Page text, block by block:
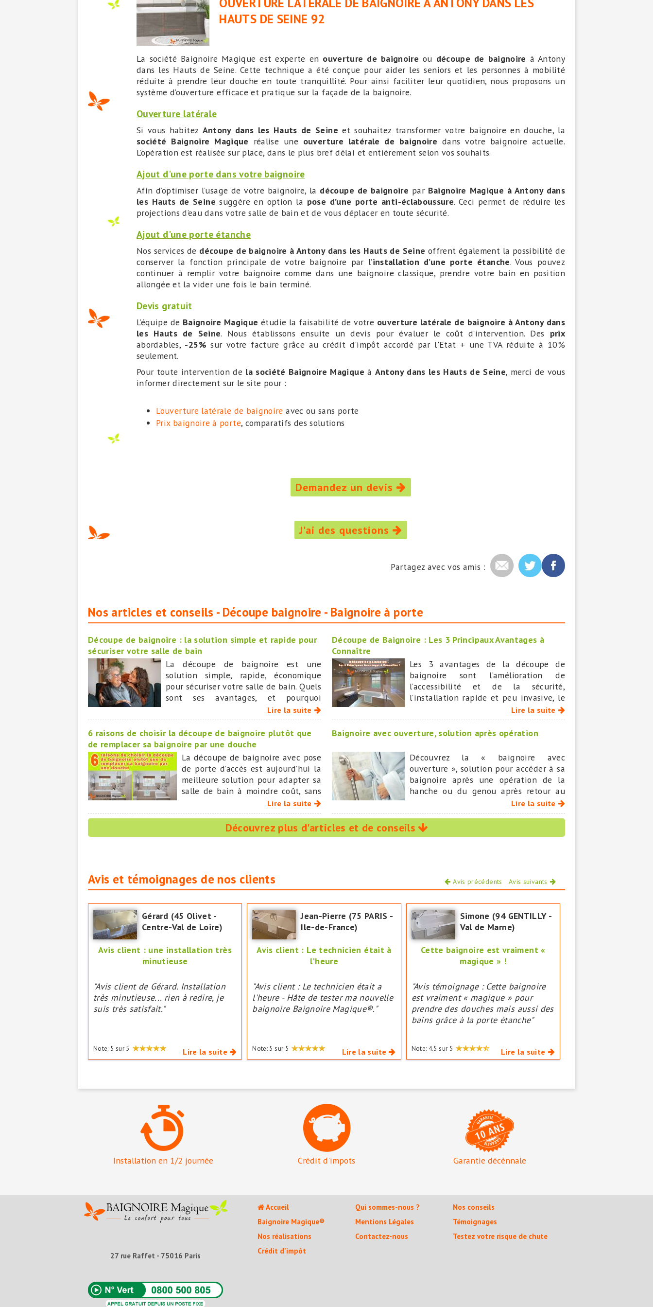
HAUTS DE SEINE 92
La société Baignoire Magique est experte en ouverture de baignoire ou découpe de baignoire à Antony
dans les Hauts de Seine. Cette technique a été conçue pour aider les seniors et les personnes à mobilité
réduite à prendre leur douche en toute tranquillité. Pour ainsi faciliter leur quotidien, nous proposons un
système d’ouverture efficace et pratique sur la façade de la baignoire.
Ouverture latérale
Si vous habitez Antony dans les Hauts de Seine et souhaitez transformer votre baignoire en douche, la
société Baignoire Magique réalise une ouverture latérale de baignoire dans votre baignoire actuelle.
L’opération est réalisée sur place, dans le plus bref délai et entièrement selon vos souhaits.
Ajout d'une porte dans votre baignoire
Afin d’optimiser l’usage de votre baignoire, la découpe de baignoire par Baignoire Magique à Antony dans
les Hauts de Seinesuggère en option la pose d’une porte anti-éclaboussure. Ceci permet de réduire les
projections d’eau dans votre salle de bain et de vous déplacer en toute sécurité.
Ajout d'une porte étanche
Nos services de découpe de baignoire à Antony dans les Hauts de Seine offrent également la possibilité de
conserver la fonction principale de votre baignoire par l’installation d’une porte étanche. Vous pouvez
continuer à remplir votre baignoire comme dans une baignoire classique, prendre votre bain en position
allongée et la vider une fois le bain terminé.
Devis gratuit
L’équipe de Baignoire Magique étudie la faisabilité de votre ouverture latérale de baignoire à Antony dans
les Hauts de Seine. Nous établissons ensuite un devis pour évaluer le coût d’intervention. Des prix
abordables, -25% sur votre facture grâce au crédit d'impôt accordé par l'Etat + une TVA réduite à 10%
seulement.
Pour toute intervention de la société Baignoire Magique à Antony dans les Hauts de Seine, merci de vous
informer directement sur le site pour :
L’ouverture latérale de baignoire avec ou sans porte
Prix baignoire à porte, comparatifs des solutions
Demandez un devis
J'ai des questions
Partagez avec vos amis :
Nos articles et conseils - Découpe baignoire - Baignoire à porte
Découpe de baignoire : la solution simple et rapide pour
sécuriser votre salle de bain
La découpe de baignoire est une
solution simple, rapide, économique
pour sécuriser votre salle de bain. Quels
sont ses avantages, et pourquoi
BAIGNOIRE MAGIQUE est aujourd’hui le
leader national dans ce domaine ?
Lire la suite
Découpe de Baignoire : Les 3 Principaux Avantages à
Connaître
Les 3 avantages de la découpe de
baignoire sont l’amélioration de
l’accessibilité et de la sécurité,
l’installation rapide et peu invasive, le
coût moindre que celui d’un
remplacement complet de baignoire.
Lire la suite
6 raisons de choisir la découpe de baignoire plutôt que
de remplacer sa baignoire par une douche
La découpe de baignoire avec pose
de porte d’accès est aujourd’hui la
meilleure solution pour adapter sa
salle de bain à moindre coût, sans
bouleverser ses repères ni subir de
longs travaux.
Lire la suite
Baignoire avec ouverture, solution après opération
Découvrez la « baignoire avec
ouverture », solution pour accéder à sa
baignoire après une opération de la
hanche ou du genou après retour au
Lire la suite
Découvrez plus d'articles et de conseils
Avis et témoignages de nos clients Avis précédents Avis suivants
Gérard (45 Olivet -
Centre-Val de Loire)
Avis client : une installation très
minutieuse
"Avis client de Gérard. Installation
très minutieuse... rien à redire, je
suis très satisfait."
Note: 5 sur 5 Lire la suite
Jean-Pierre (75 PARIS -
Ile-de-France)
Avis client : Le technicien était à
l'heure
"Avis client : Le technicien était a
l'heure - Hâte de tester ma nouvelle
baignoire Baignoire Magique®."
Note: 5 sur 5 Lire la suite
Simone (94 GENTILLY -
Val de Marne)
Cette baignoire est vraiment «
magique » !
"Avis témoignage : Cette baignoire
est vraiment « magique » pour
prendre des douches mais aussi des
bains grâce à la porte étanche"
Note: 4.5 sur 5 Lire la suite
Installation en 1/2 journée Crédit d'impots Garantie décénnale
27 rue Raffet - 75016 Paris
Accueil
Baignoire Magique®
Nos réalisations
Crédit d'impôt
Qui sommes-nous ?
Mentions Légales
Contactez-nous
Nos conseils
Témoignages
Testez votre risque de chute